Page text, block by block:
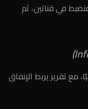
في قناتين، ثم
مع تقرير يربط الإنفاق